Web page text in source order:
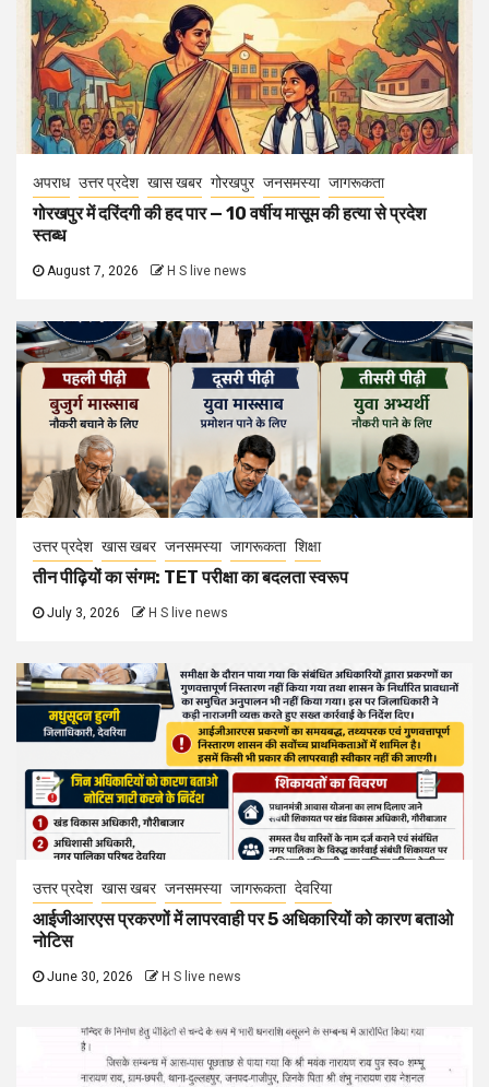
अपराध उत्तर प्रदेश खास खबर गोरखपुर जनसमस्या जागरूकता
गोरखपुर में दरिंदगी की हद पार — 10 वर्षीय मासूम की हत्या से प्रदेश
स्तब्ध
August 7, 2026 H S live news
उत्तर प्रदेश खास खबर जनसमस्या जागरूकता शिक्षा
तीन पीढ़ियों का संगम: TET परीक्षा का बदलता स्वरूप
July 3, 2026 H S live news
उत्तर प्रदेश खास खबर जनसमस्या जागरूकता देवरिया
आईजीआरएस प्रकरणों में लापरवाही पर 5 अधिकारियों को कारण बताओ
नोटिस
June 30, 2026 H S live news